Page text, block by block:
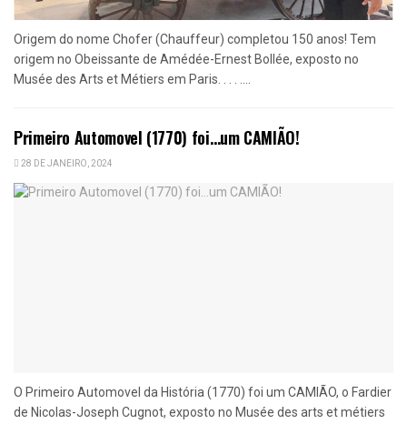
Origem do nome Chofer (Chauffeur) completou 150 anos! Tem
origem no Obeissante de Amédée-Ernest Bollée, exposto no
Musée des Arts et Métiers em Paris. . . . ....
Primeiro Automovel (1770) foi…um CAMIÃO!
28 DE JANEIRO, 2024
O Primeiro Automovel da História (1770) foi um CAMIÃO, o Fardier
de Nicolas-Joseph Cugnot, exposto no Musée des arts et métiers